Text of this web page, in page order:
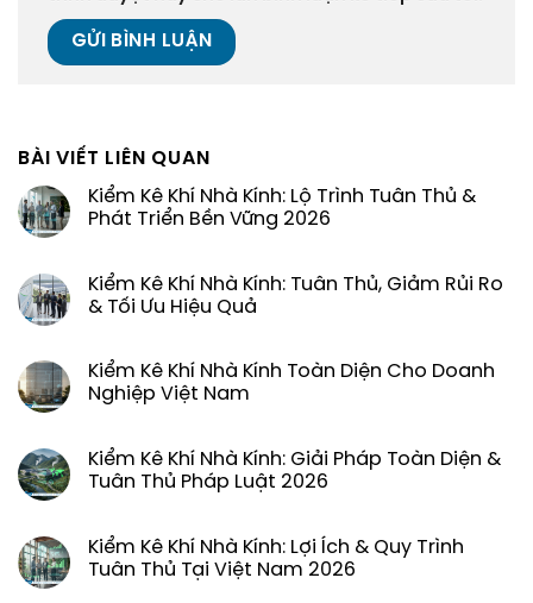
BÀI VIẾT LIÊN QUAN
Kiểm Kê Khí Nhà Kính: Lộ Trình Tuân Thủ &
Phát Triển Bền Vững 2026
Kiểm Kê Khí Nhà Kính: Tuân Thủ, Giảm Rủi Ro
& Tối Ưu Hiệu Quả
Kiểm Kê Khí Nhà Kính Toàn Diện Cho Doanh
Nghiệp Việt Nam
Kiểm Kê Khí Nhà Kính: Giải Pháp Toàn Diện &
Tuân Thủ Pháp Luật 2026
Kiểm Kê Khí Nhà Kính: Lợi Ích & Quy Trình
Tuân Thủ Tại Việt Nam 2026